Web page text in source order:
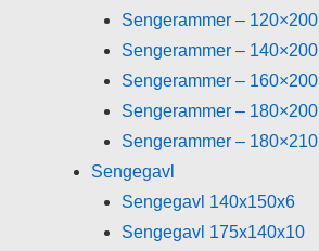
Sengerammer – 120×200
Sengerammer – 140×200
Sengerammer – 160×200
Sengerammer – 180×200
Sengerammer – 180×210
Sengegavl
Sengegavl 140x150x6
Sengegavl 175x140x10